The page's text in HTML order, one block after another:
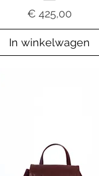
Prijs
€ 425,00
In winkelwagen